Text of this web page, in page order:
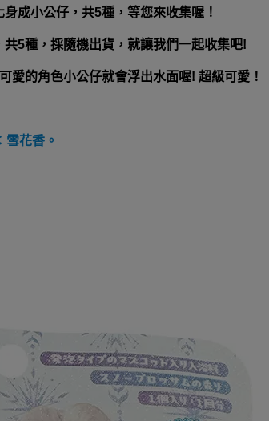
成小公仔，共5種，等您來收集喔！
5種，採隨機出貨，就讓我們一起收集吧!
愛的角色小公仔就會浮出水面喔! 超級可愛！
雪花香。